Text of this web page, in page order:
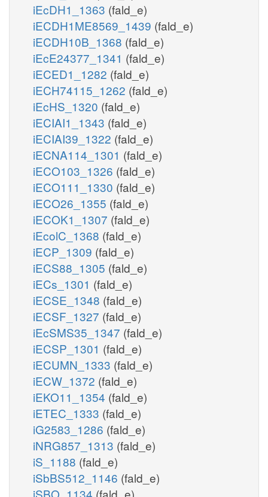
iEcDH1_1363 (fald_e)
iECDH1ME8569_1439 (fald_e)
iECDH10B_1368 (fald_e)
iEcE24377_1341 (fald_e)
iECED1_1282 (fald_e)
iECH74115_1262 (fald_e)
iEcHS_1320 (fald_e)
iECIAI1_1343 (fald_e)
iECIAI39_1322 (fald_e)
iECNA114_1301 (fald_e)
iECO103_1326 (fald_e)
iECO111_1330 (fald_e)
iECO26_1355 (fald_e)
iECOK1_1307 (fald_e)
iEcolC_1368 (fald_e)
iECP_1309 (fald_e)
iECS88_1305 (fald_e)
iECs_1301 (fald_e)
iECSE_1348 (fald_e)
iECSF_1327 (fald_e)
iEcSMS35_1347 (fald_e)
iECSP_1301 (fald_e)
iECUMN_1333 (fald_e)
iECW_1372 (fald_e)
iEKO11_1354 (fald_e)
iETEC_1333 (fald_e)
iG2583_1286 (fald_e)
iNRG857_1313 (fald_e)
iS_1188 (fald_e)
iSbBS512_1146 (fald_e)
iSBO_1134 (fald_e)